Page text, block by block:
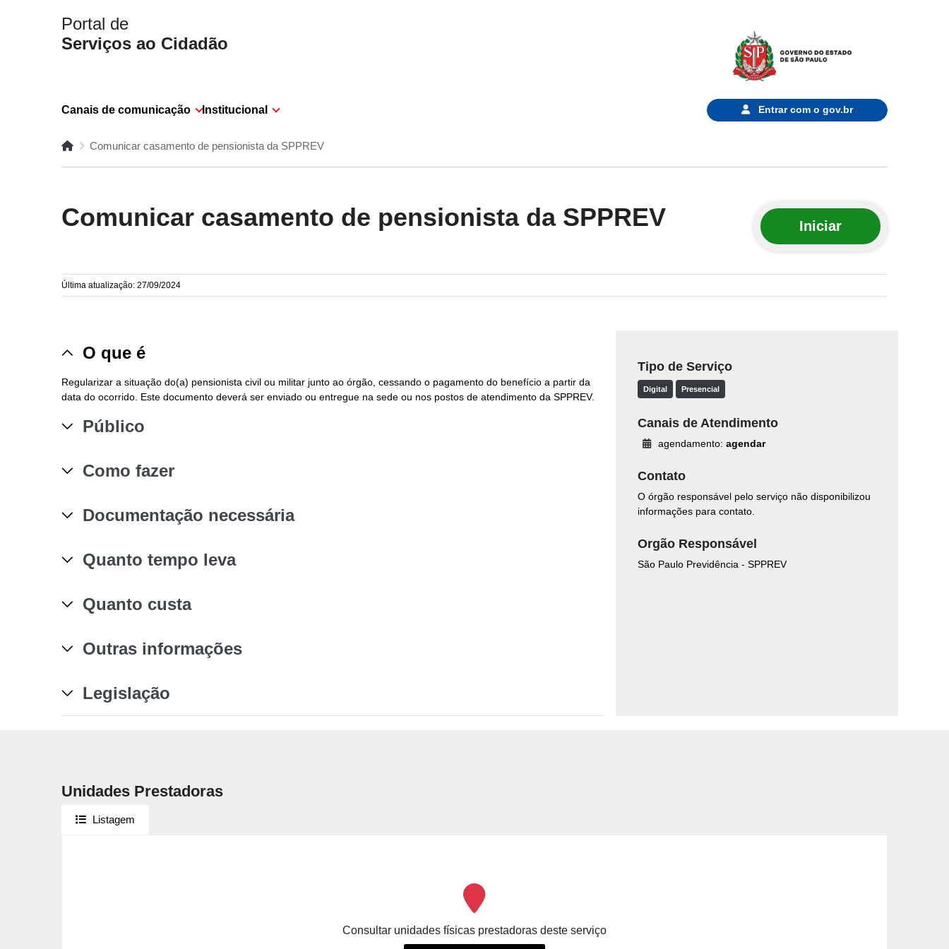
Portal de
Serviços ao Cidadão
Canais de comunicação Institucional Entrar com o gov.br
Comunicar casamento de pensionista da SPPREV
Comunicar casamento de pensionista da SPPREV Iniciar
Última atualização: 27/09/2024
O que é
Regularizar a situação do(a) pensionista civil ou militar junto ao órgão, cessando o pagamento do benefício a partir da
data do ocorrido. Este documento deverá ser enviado ou entregue na sede ou nos postos de atendimento da SPPREV.
Público
Como fazer
Documentação necessária
Quanto tempo leva
Quanto custa
Outras informações
Legislação
Tipo de Serviço
Digital Presencial
Canais de Atendimento
agendamento: agendar
Contato
O órgão responsável pelo serviço não disponibilizou
informações para contato.
Orgão Responsável
São Paulo Previdência - SPPREV
Unidades Prestadoras
Listagem
Consultar unidades físicas prestadoras deste serviço